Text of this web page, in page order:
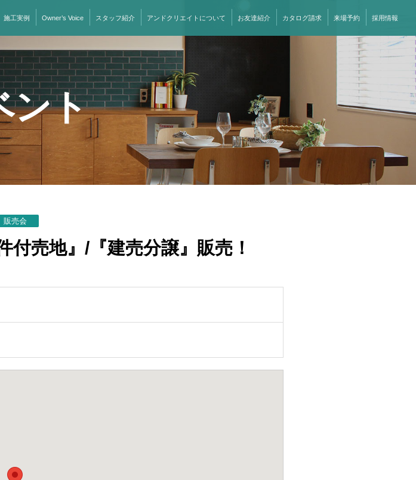
施工実例 Owner’s Voice スタッフ紹介 アンドクリエイトについて お友達紹介 カタログ請求 来場予約 採用情報
ント
販売会
付売地』/『建売分譲』販売！